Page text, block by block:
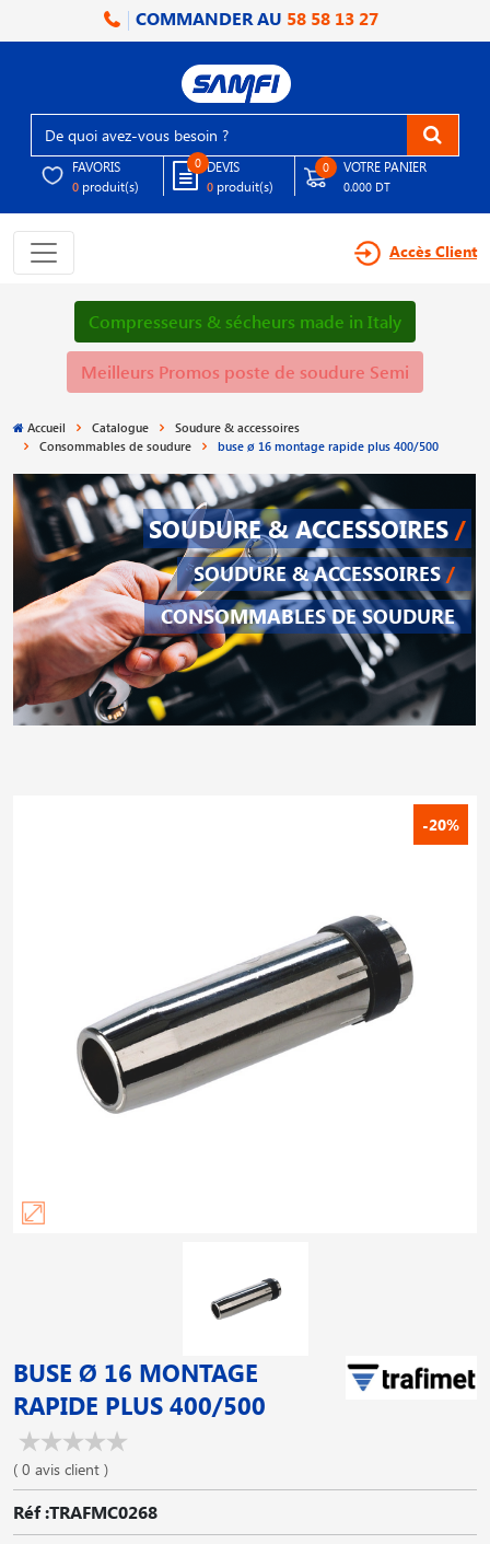
COMMANDER AU 58 58 13 27
FAVORIS
0 produit(s)
0 DEVIS
0 produit(s)
0 VOTRE PANIER
0.000 DT
Accès Client
Compresseurs & sécheurs made in Italy
Meilleurs Promos poste de soudure Semi
Accueil Catalogue
Soudure & accessoires
Consommables de soudure
buse ø 16 montage rapide plus 400/500
SOUDURE & ACCESSOIRES /
SOUDURE & ACCESSOIRES /
CONSOMMABLES DE SOUDURE
-20%
BUSE Ø 16 MONTAGE
RAPIDE PLUS 400/500
( 0 avis client )
Réf :TRAFMC0268